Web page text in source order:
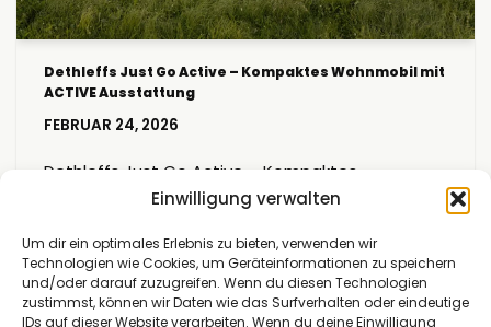
Einwilligung verwalten
Um dir ein optimales Erlebnis zu bieten, verwenden wir
Technologien wie Cookies, um Geräteinformationen zu speichern
und/oder darauf zuzugreifen. Wenn du diesen Technologien
zustimmst, können wir Daten wie das Surfverhalten oder eindeutige
IDs auf dieser Website verarbeiten. Wenn du deine Einwilligung
Dethleffs Just Go Active – Kompaktes Wohnmobil mit
ACTIVE Ausstattung
FEBRUAR 24, 2026
Dethleffs Just Go Active – Kompaktes
Wohnmobil mit ACTIVE Ausstattung Viel
Fahrzeugbörse Der Dethleffs Just Go Active ist
das ideale Wohnmobil für Neueinsteiger,
Umsteiger und Aufsteiger. Kompakt, wendig und